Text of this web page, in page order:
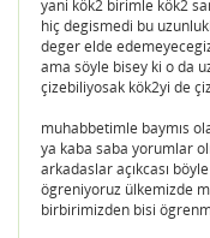
yani kök2 birimle kök2
hiç degismedi bu
deger elde
ama söyle bisey ki o da
çizebiliyosak kök2yi de
muhabbetimle baymıs
ya kaba saba yorumlar
arkadaslar açıkcası
ögreniyoruz ülkemizde
birbirimizden bisi